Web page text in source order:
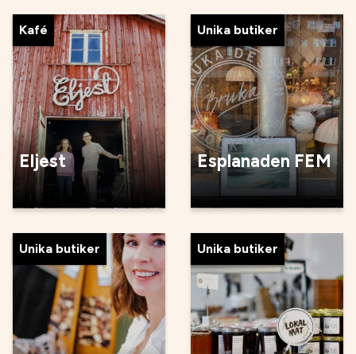
Kafé
Eljest
Unika butiker
Esplanaden FEM
Unika butiker Unika butiker